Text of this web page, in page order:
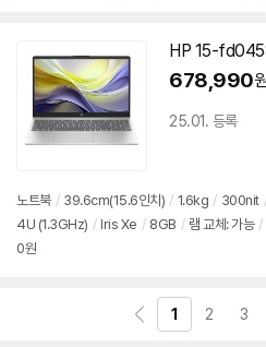
HP 15-
678,990
25.01. 등록
노트북 / 39.6cm(15.6인치) / 1.6kg / 300nit /
4U (1.3GHz) / Iris Xe / 8GB / 램 교체: 가능 /
0원
1 2 3